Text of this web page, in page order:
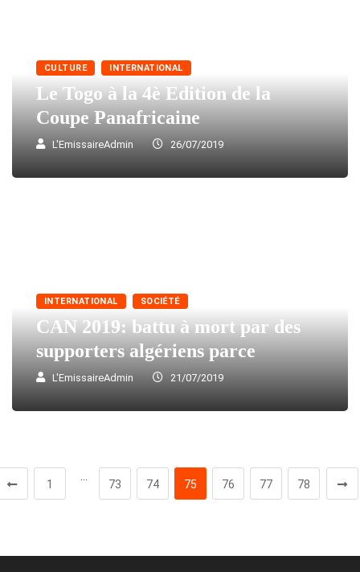
CULTURE INTERNATIONAL
Le Togo à la 4è Edition de la
Coupe Panafricaine
L'EmissaireAdmin 26/07/2019
INTERNATIONAL SOCIÉTÉ
CAN 2019: battu à mort par des
supporters algériens parce
L'EmissaireAdmin 21/07/2019
1
…
73 74 75 76 77 78